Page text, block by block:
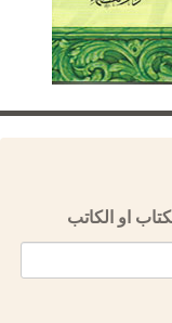
او الكاتب